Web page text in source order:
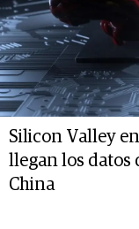
Silicon Valley
llegan los
China